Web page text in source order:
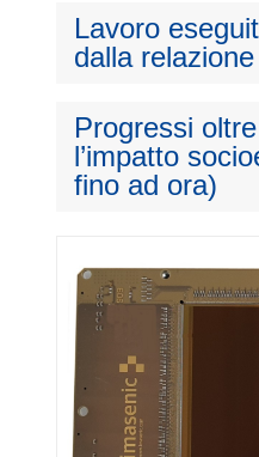
Lavoro
dalla
Progressi
l’impatto
fino ad ora)